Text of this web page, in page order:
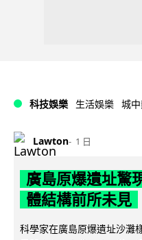
科技娛樂 生活娛樂 城
Lawton 1 日
廣島原爆遺址驚
體結構前所未見
科學家在廣島原爆遺址沙灘